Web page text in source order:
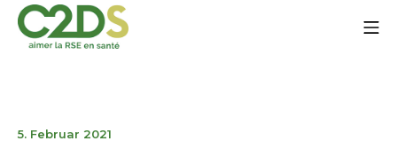
Zum
Inhalt
springen
5. Februar 2021